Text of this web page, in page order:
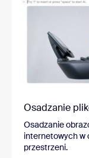
Osadzanie
Osadzanie
internetowych w
przestrzeni.